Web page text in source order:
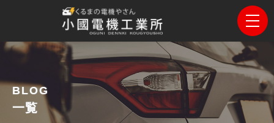
BLOG
一覧